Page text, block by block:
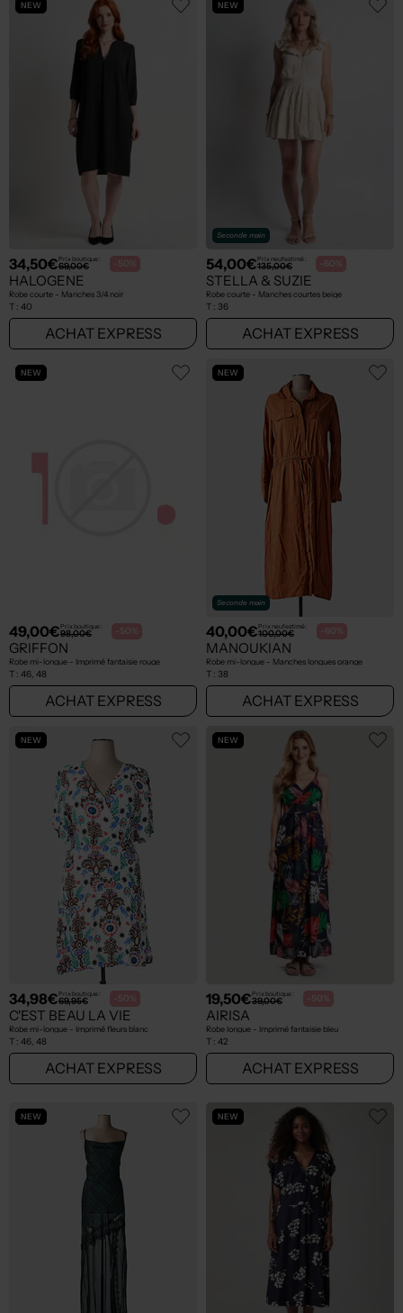
NEW
34,50€Prix boutique :
69,00€ -50%
HALOGENE
Robe courte - Manches 3/4 noir
T : 40
ACHAT EXPRESS
NEW
Seconde main
54,00€Prix neuf estimé :
135,00€ -60%
STELLA & SUZIE
Robe courte - Manches courtes beige
T : 36
ACHAT EXPRESS
NEW
49,00€Prix boutique :
98,00€ -50%
GRIFFON
Robe mi-longue - Imprimé fantaisie rouge
T : 46, 48
ACHAT EXPRESS
NEW
Seconde main
40,00€Prix neuf estimé :
100,00€ -60%
MANOUKIAN
Robe mi-longue - Manches longues orange
T : 38
ACHAT EXPRESS
NEW
34,98€Prix boutique :
69,95€ -50%
C'EST BEAU LA VIE
Robe mi-longue - Imprimé fleurs blanc
T : 46, 48
ACHAT EXPRESS
NEW
19,50€Prix boutique :
39,00€ -50%
AIRISA
Robe longue - Imprimé fantaisie bleu
T : 42
ACHAT EXPRESS
NEW NEW